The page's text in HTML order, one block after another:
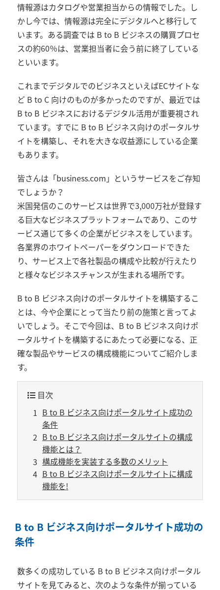
情報源はカタログや営業担当からの情報でした。し
かし今では、情報源は完全にデジタルへと移行して
います。ある調査では B to B ビジネスの購買プロセ
スの約60％は、営業担当者に会う前に終了している
といいます。
これまでデジタルでのビジネスといえばECサイトな
ど B to C 向けのものが多かったのですが、最近では
B to B ビジネスにおけるデジタル活用が重要視され
ています。すでに B to B ビジネス向けのポータルサ
イトを構築し、それを大きな収益源にしている企業
もあります。
皆さんは「business.com」というサービスをご存知
でしょうか？
米国発信のこのサービスは世界で3,000万社が登録す
る巨大なビジネスプラットフォームであり、このサ
ービス通じて多くの企業がビジネスをしています。
各業界のホワイトペーパーをダウンロードできた
り、サービス上で各社製品の構成や比較が行えたり
と様々なビジネスチャンスが生まれる場所です。
B to B ビジネス向けのポータルサイトを構築するこ
とは、今や企業にとって当たり前の施策と言ってよ
いでしょう。そこで今回は、B to B ビジネス向けポ
ータルサイトを構築するにあたって必要になる、正
確な製品やサービスの構成機能についてご紹介しま
す。
目次
B to B ビジネス向けポータルサイト成功の
条件
B to B ビジネス向けポータルサイトの構成
機能とは？
構成機能を実装する多数のメリット
B to B ビジネス向けポータルサイトに構成
機能を!
B to B ビジネス向けポータルサイト成功の
条件
数多くの成功している B to B ビジネス向けポータル
サイトを見てみると、次のような条件が揃っている